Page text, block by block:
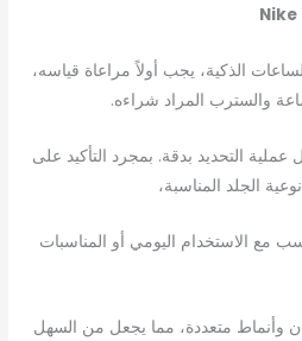
الذكية، يجب أولاً مراعاة قياسه،
والسترب المراد شراءه.
التحديد بدقة. بمجرد التأكيد على
الجلد المناسبة،
مع الاستخدام اليومي أو المناسبات
وأنماط متعددة، مما يجعل من السهل